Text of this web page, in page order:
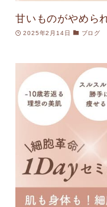
甘いものがやめら
2025年2月14日 ブログ